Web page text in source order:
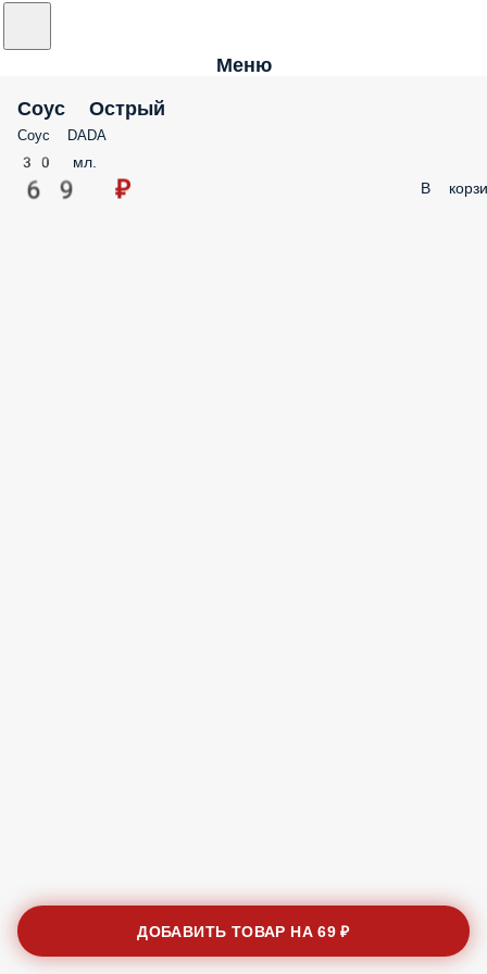
Меню
Соус Острый
Соус DADA
30 мл.
69 ₽ В
ДОБАВИТЬ ТОВАР НА69 ₽